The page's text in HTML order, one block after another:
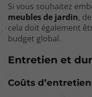
Si vous souhaitez
meubles de jardin,
cela doit également
budget global.
Entretien et
Coûts d’entretien